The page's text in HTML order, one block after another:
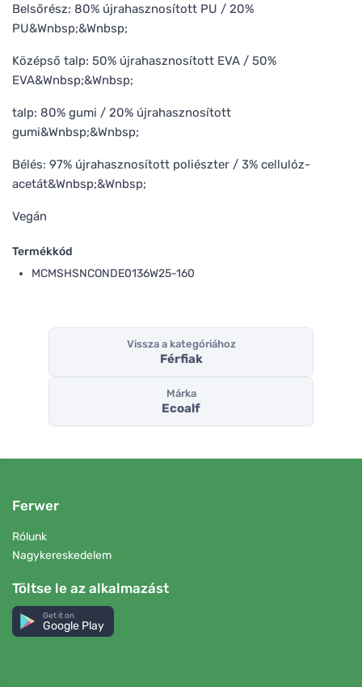
Belsőrész: 80% újrahasznosított PU / 20%
PU&Wnbsp;&Wnbsp;
Középső talp: 50% újrahasznosított EVA / 50%
EVA&Wnbsp;&Wnbsp;
talp: 80% gumi / 20% újrahasznosított
gumi&Wnbsp;&Wnbsp;
Bélés: 97% újrahasznosított poliészter / 3% cellulóz-
acetát&Wnbsp;&Wnbsp;
Vegán
Termékkód
MCMSHSNCONDE0136W25-160
Vissza a kategóriához
Férfiak
Márka
Ecoalf
Ferwer
Rólunk
Nagykereskedelem
Töltse le az alkalmazást
Get it on
Google Play